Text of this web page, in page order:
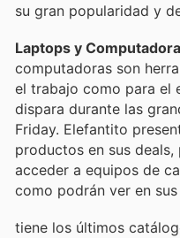
su gran popularidad y
Laptops y
computadoras son
el trabajo como para el
dispara durante las
Friday. Elefantito
productos en sus
acceder a equipos de
como podrán ver en
tiene los últimos